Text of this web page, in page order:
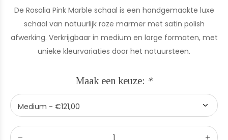
De Rosalia Pink Marble schaal is een handgemaakte luxe
schaal van natuurlijk roze marmer met satin polish
afwerking. Verkrijgbaar in medium en large formaten, met
unieke kleurvariaties door het natuursteen.
Maak een keuze: *